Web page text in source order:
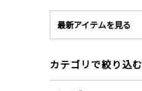
最新アイテムを見る
カテゴリで絞り込む